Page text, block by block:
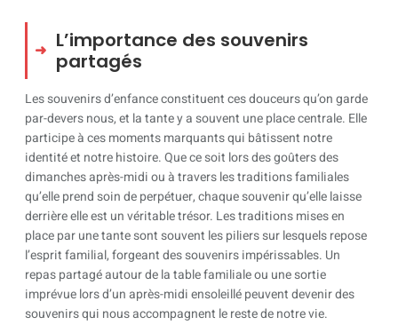
L’importance des souvenirs
partagés
Les souvenirs d’enfance constituent ces douceurs qu’on garde
par-devers nous, et la tante y a souvent une place centrale. Elle
participe à ces moments marquants qui bâtissent notre
identité et notre histoire. Que ce soit lors des goûters des
dimanches après-midi ou à travers les traditions familiales
qu’elle prend soin de perpétuer, chaque souvenir qu’elle laisse
derrière elle est un véritable trésor. Les traditions mises en
place par une tante sont souvent les piliers sur lesquels repose
l’esprit familial, forgeant des souvenirs impérissables. Un
repas partagé autour de la table familiale ou une sortie
imprévue lors d’un après-midi ensoleillé peuvent devenir des
souvenirs qui nous accompagnent le reste de notre vie.